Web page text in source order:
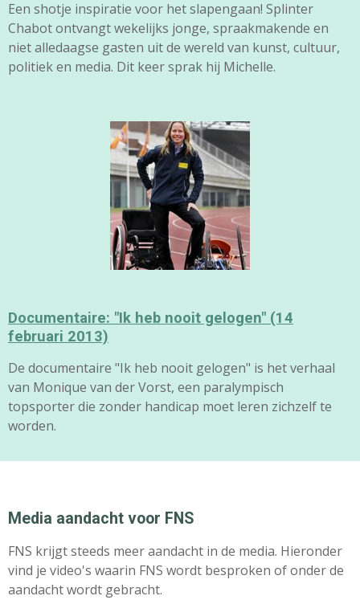
Een shotje inspiratie voor het slapengaan! Splinter
Chabot ontvangt wekelijks jonge, spraakmakende en
niet alledaagse gasten uit de wereld van kunst, cultuur,
politiek en media. Dit keer sprak hij Michelle.
Documentaire: "Ik heb nooit gelogen" (14
februari 2013)
De documentaire "Ik heb nooit gelogen" is het verhaal
van Monique van der Vorst, een paralympisch
topsporter die zonder handicap moet leren zichzelf te
worden.
Media aandacht voor FNS
FNS krijgt steeds meer aandacht in de media. Hieronder
vind je video's waarin FNS wordt besproken of onder de
aandacht wordt gebracht.